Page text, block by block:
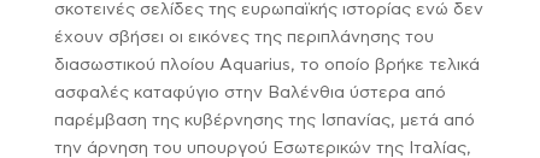
σκοτεινές σελίδες της ευρωπαϊκής ιστορίας ενώ δεν
έχουν σβήσει οι εικόνες της περιπλάνησης του
διασωστικού πλοίου Aquarius, το οποίο βρήκε τελικά
ασφαλές καταφύγιο στην Βαλένθια ύστερα από
παρέμβαση της κυβέρνησης της Ισπανίας, μετά από
την άρνηση του υπουργού Εσωτερικών της Ιταλίας,